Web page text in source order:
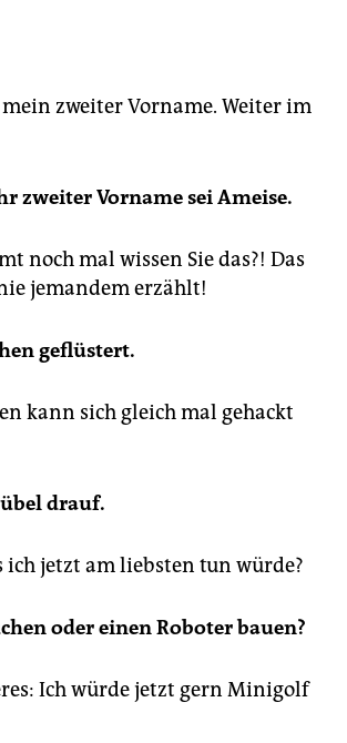
zweiter Vorname. Weiter im
zweiter Vorname sei Ameise.
noch mal wissen Sie das?! Das
jemandem erzählt!
geflüstert.
kann sich gleich mal gehackt
drauf.
ich jetzt am liebsten tun würde?
oder einen Roboter bauen?
Ich würde jetzt gern Minigolf